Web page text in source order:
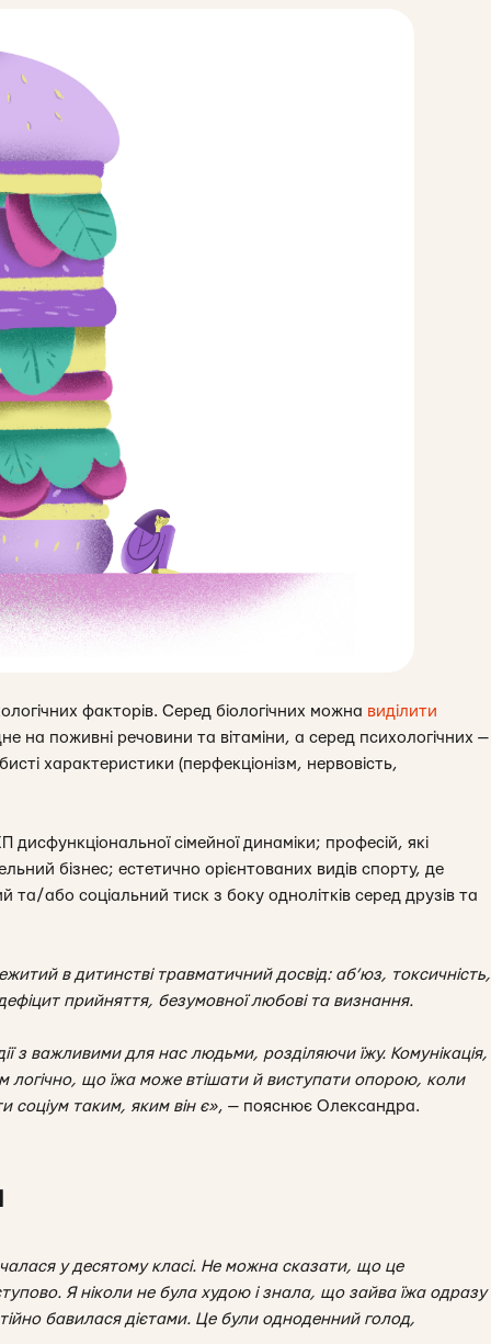
факторів. Серед біологічних можна виділити
на поживні речовини та вітаміни, а серед психологічних —
характеристики (перфекціонізм, нервовість,
дисфункціональної сімейної динаміки; професій, які
бізнес; естетично орієнтованих видів спорту, де
або соціальний тиск з боку однолітків серед друзів та
в дитинстві травматичний досвід: аб’юз, токсичність,
прийняття, безумовної любові та визнання.
з важливими для нас людьми, розділяючи їжу. Комунікація,
логічно, що їжа може втішати й виступати опорою, коли
соціум таким, яким він є», — пояснює Олександра.
у десятому класі. Не можна сказати, що це
Я ніколи не була худою і знала, що зайва їжа одразу
бавилася дієтами. Це були одноденний голод,